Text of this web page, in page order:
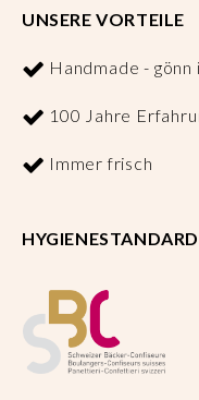
UNSERE VORTEILE
Handmade - gönn
100 Jahre
Immer frisch